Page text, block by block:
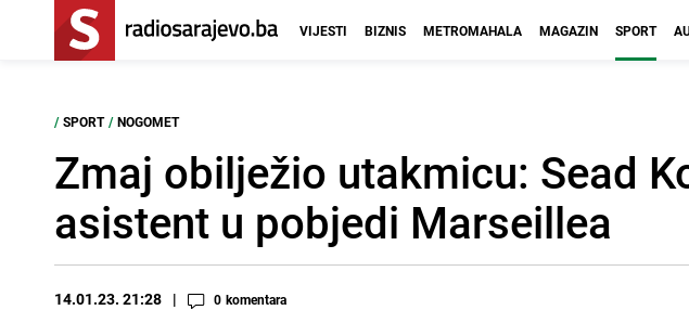
VIJESTI BIZNIS METROMAHALA MAGAZIN SPORT
/ SPORT / NOGOMET
Zmaj obilježio utakmicu: Sead
asistent u pobjedi Marseillea
14.01.23. 21:28 0 komentara